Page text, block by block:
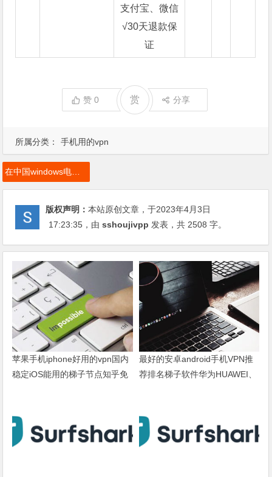
所属分类： 手机用的vpn
支付宝、微信
√30天退款保
证
赞0 赏 分享
版权声明：本站原创文章，于2023年4月3日
17:23:35 ，由sshoujivpp 发表，共 2508 字。
苹果手机iphone好用的vpn国内
稳定iOS能用的梯子节点知乎免
最好的安卓android手机VPN推
荐排名梯子软件华为HUAWEI、